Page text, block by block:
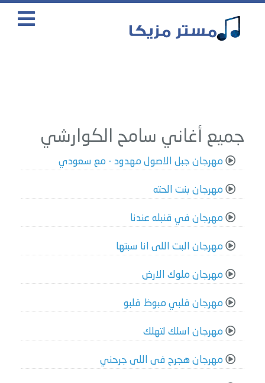
جميع أغاني سامح الكوارشي
مهرجان جبل الاصول مهدود - مع سعودي
مهرجان بنت الحته
مهرجان في قنبله عندنا
مهرجان البت اللى انا سبتها
مهرجان ملوك الارض
مهرجان قلبي مبوظ قلبو
مهرجان اسلك لتهلك
مهرجان هجرح فى اللى جرحني